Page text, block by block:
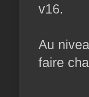
v16.
Au
faire